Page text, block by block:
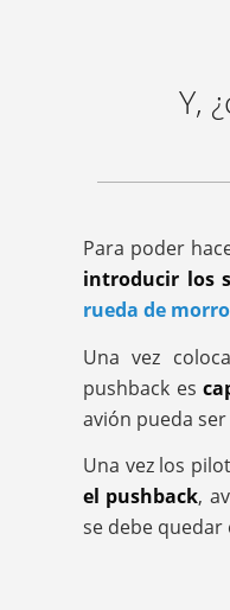
Y,
Para poder
introducir los
rueda de morro
Una vez
pushback es
avión pueda
Una vez los
el pushback,
se debe quedar